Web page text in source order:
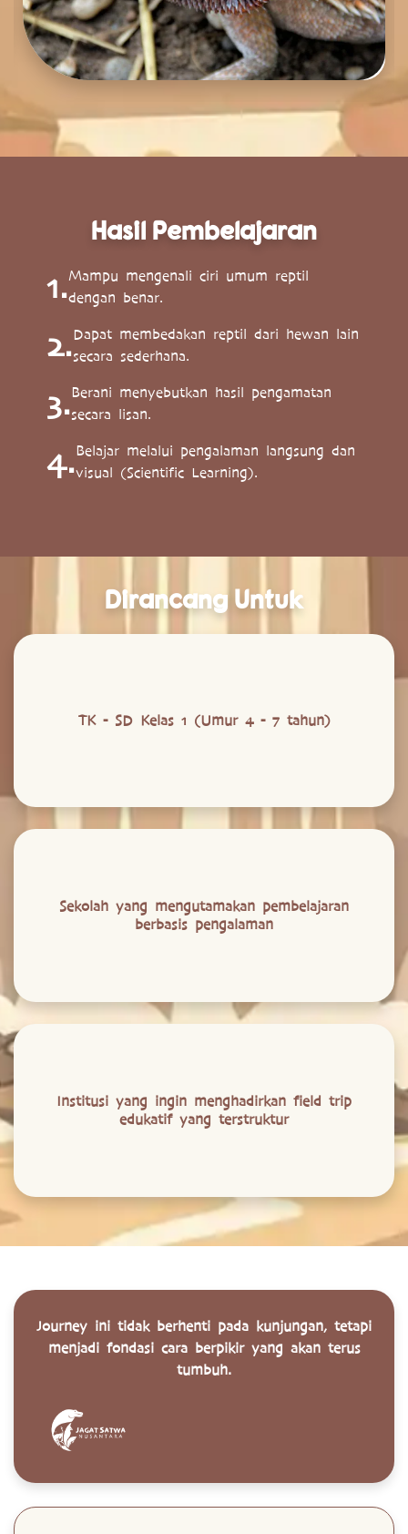
Hasil Pembelajaran
1.Mampu mengenali ciri umum reptil
dengan benar.
2.Dapat membedakan reptil dari hewan lain
secara sederhana.
3.Berani menyebutkan hasil pengamatan
secara lisan.
4.Belajar melalui pengalaman langsung dan
visual (Scientific Learning).
Dirancang Untuk
TK - SD Kelas 1 (Umur 4 - 7 tahun)
Sekolah yang mengutamakan pembelajaran
berbasis pengalaman
Institusi yang ingin menghadirkan field trip
edukatif yang terstruktur
Journey ini tidak berhenti pada kunjungan, tetapi
menjadi fondasi cara berpikir yang akan terus
tumbuh.